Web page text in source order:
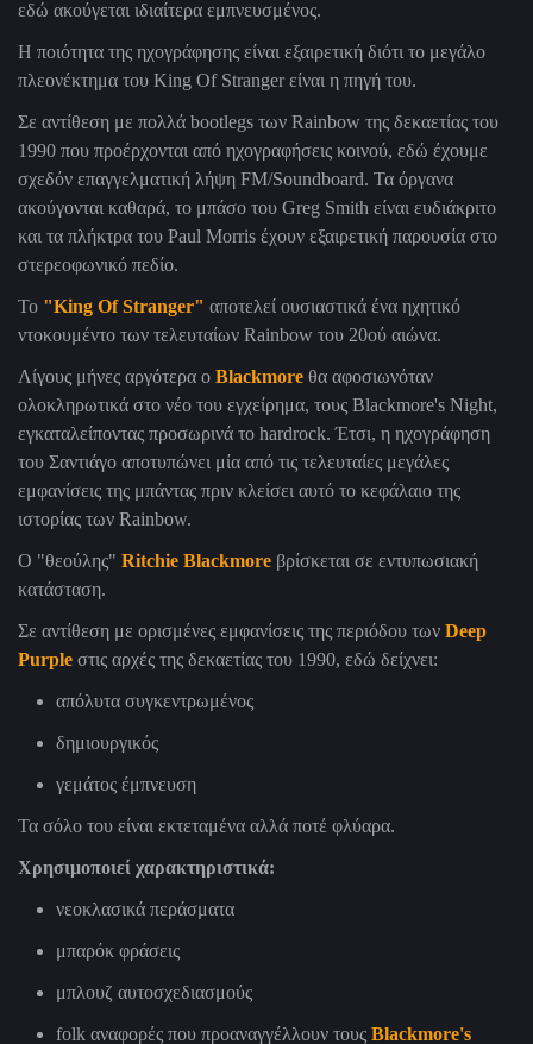
εδώ ακούγεται ιδιαίτερα εμπνευσμένος.
Η ποιότητα της ηχογράφησης είναι εξαιρετική διότι το μεγάλο
πλεονέκτημα του King Of Stranger είναι η πηγή του.
Σε αντίθεση με πολλά bootlegs των Rainbow της δεκαετίας του
1990 που προέρχονται από ηχογραφήσεις κοινού, εδώ έχουμε
σχεδόν επαγγελματική λήψη FM/Soundboard. Τα όργανα
ακούγονται καθαρά, το μπάσο του Greg Smith είναι ευδιάκριτο
και τα πλήκτρα του Paul Morris έχουν εξαιρετική παρουσία στο
στερεοφωνικό πεδίο.
Το "King Of Stranger" αποτελεί ουσιαστικά ένα ηχητικό
ντοκουμέντο των τελευταίων Rainbow του 20ού αιώνα.
Λίγους μήνες αργότερα ο Blackmore θα αφοσιωνόταν
ολοκληρωτικά στο νέο του εγχείρημα, τους Blackmore's Night,
εγκαταλείποντας προσωρινά το hardrock. Έτσι, η ηχογράφηση
του Σαντιάγο αποτυπώνει μία από τις τελευταίες μεγάλες
εμφανίσεις της μπάντας πριν κλείσει αυτό το κεφάλαιο της
ιστορίας των Rainbow.
Ο "θεούλης" Ritchie Blackmore βρίσκεται σε εντυπωσιακή
κατάσταση.
Σε αντίθεση με ορισμένες εμφανίσεις της περιόδου των Deep
Purple στις αρχές της δεκαετίας του 1990, εδώ δείχνει:
απόλυτα συγκεντρωμένος
δημιουργικός
γεμάτος έμπνευση
Τα σόλο του είναι εκτεταμένα αλλά ποτέ φλύαρα.
Χρησιμοποιεί χαρακτηριστικά:
νεοκλασικά περάσματα
μπαρόκ φράσεις
μπλουζ αυτοσχεδιασμούς
folk αναφορές που προαναγγέλλουν τους Blackmore's